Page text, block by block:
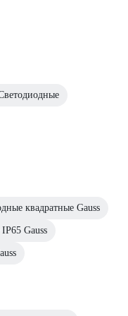
квадратные Gauss
Gauss